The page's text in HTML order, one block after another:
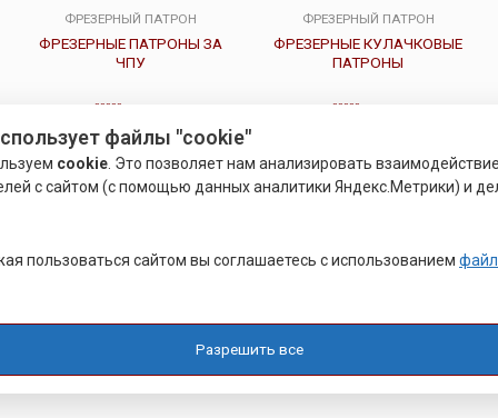
ФРЕЗЕРНЫЙ ПАТРОН
ФРЕЗЕРНЫЕ ПАТРОНЫ ЗА
ЧПУ
Оценка
0
5
2,750.00
Подробнее
ФРЕЗЕРНЫЙ ПАТРОН
ФРЕЗЕРНЫЕ КУЛАЧКОВЫЕ
ПАТРОНЫ
5
Подробнее
файлы "cookie"
cookie . Это позволяет нам анализировать
с сайтом (с помощью данных аналитики Яндекс.Метрики) и
пользоваться сайтом вы соглашаетесь с использованием
Разрешить все